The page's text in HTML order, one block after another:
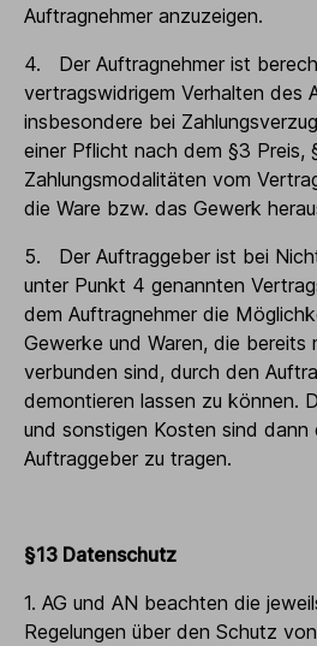
Auftragnehmer anzuzeigen.
4. Der Auftragnehmer ist
vertragswidrigem Verhalten des
insbesondere bei
einer Pflicht nach dem §3 Preis,
Zahlungsmodalitäten vom
die Ware bzw. das Gewerk
5. Der Auftraggeber ist bei
unter Punkt 4 genannten
dem Auftragnehmer die
Gewerke und Waren, die bereits
verbunden sind, durch den
demontieren lassen zu können.
und sonstigen Kosten sind dann
Auftraggeber zu tragen.
§13 Datenschutz
1. AG und AN beachten die
Regelungen über den Schutz